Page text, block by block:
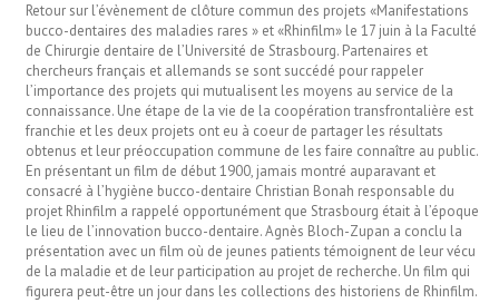
Retour sur l’évènement de clôture commun des projets «Manifestations
bucco-dentaires des maladies rares » et «Rhinfilm» le 17 juin à la Faculté
de Chirurgie dentaire de l’Université de Strasbourg. Partenaires et
chercheurs français et allemands se sont succédé pour rappeler
l’importance des projets qui mutualisent les moyens au service de la
connaissance. Une étape de la vie de la coopération transfrontalière est
franchie et les deux projets ont eu à coeur de partager les résultats
obtenus et leur préoccupation commune de les faire connaître au public.
En présentant un film de début 1900, jamais montré auparavant et
consacré à l’hygiène bucco-dentaire Christian Bonah responsable du
projet Rhinfilm a rappelé opportunément que Strasbourg était à l’époque
le lieu de l’innovation bucco-dentaire. Agnès Bloch-Zupan a conclu la
présentation avec un film où de jeunes patients témoignent de leur vécu
de la maladie et de leur participation au projet de recherche. Un film qui
figurera peut-être un jour dans les collections des historiens de Rhinfilm.